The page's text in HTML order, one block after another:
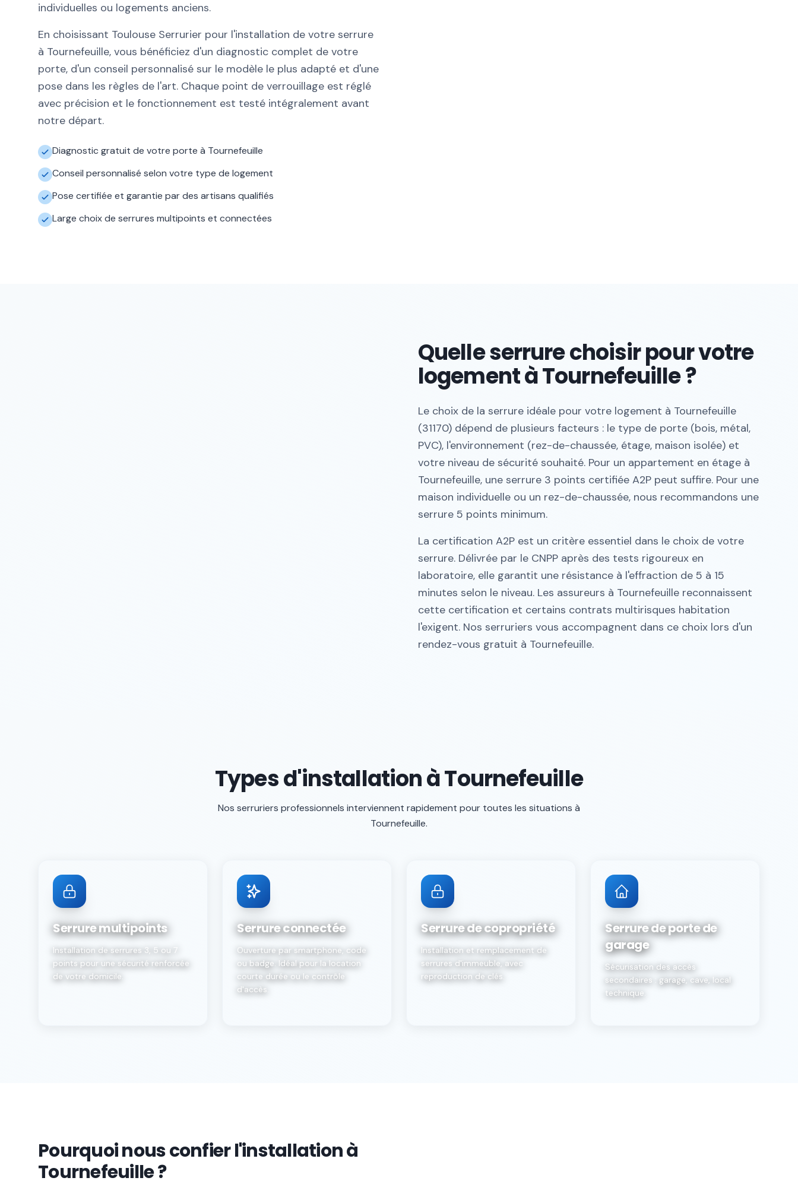
individuelles ou logements anciens.
En choisissant Toulouse Serrurier pour l'installation de votre serrure
à Tournefeuille, vous bénéficiez d'un diagnostic complet de votre
porte, d'un conseil personnalisé sur le modèle le plus adapté et d'une
pose dans les règles de l'art. Chaque point de verrouillage est réglé
avec précision et le fonctionnement est testé intégralement avant
notre départ.
Diagnostic gratuit de votre porte à Tournefeuille
Conseil personnalisé selon votre type de logement
Pose certifiée et garantie par des artisans qualifiés
Large choix de serrures multipoints et connectées
Quelle serrure choisir pour votre
logement à Tournefeuille ?
Le choix de la serrure idéale pour votre logement à Tournefeuille
(31170) dépend de plusieurs facteurs : le type de porte (bois, métal,
PVC), l'environnement (rez-de-chaussée, étage, maison isolée) et
votre niveau de sécurité souhaité. Pour un appartement en étage à
Tournefeuille, une serrure 3 points certifiée A2P peut suffire. Pour une
maison individuelle ou un rez-de-chaussée, nous recommandons une
serrure 5 points minimum.
La certification A2P est un critère essentiel dans le choix de votre
serrure. Délivrée par le CNPP après des tests rigoureux en
laboratoire, elle garantit une résistance à l'effraction de 5 à 15
minutes selon le niveau. Les assureurs à Tournefeuille reconnaissent
cette certification et certains contrats multirisques habitation
l'exigent. Nos serruriers vous accompagnent dans ce choix lors d'un
rendez-vous gratuit à Tournefeuille.
Types d'installation à Tournefeuille
Nos serruriers professionnels interviennent rapidement pour toutes les situations à
Tournefeuille.
Serrure multipoints
Installation de serrures 3, 5 ou 7
points pour une sécurité renforcée
de votre domicile.
Serrure connectée
Ouverture par smartphone, code
ou badge. Idéal pour la location
courte durée ou le contrôle
d'accès.
Serrure de copropriété
Installation et remplacement de
serrures d'immeuble, avec
reproduction de clés.
Serrure de porte de
garage
Sécurisation des accès
secondaires : garage, cave, local
technique.
Pourquoi nous confier l'installation à
Tournefeuille ?